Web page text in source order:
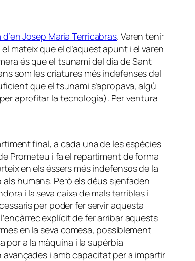
Josep Maria Terricabras. Varen tenir
mateix que el d’aquest apunt i el varen
és que el tsunami del dia de Sant
som les criatures més indefenses del
que el tsunami s’apropava, algú
aprofitar la tecnologia). Per ventura
final, a cada una de les espècies
Prometeu i fa el repartiment de forma
en els éssers més indefensos de la
humans. Però els déus s¡enfaden
i la seva caixa de mals terribles i
per poder fer servir aquesta
explícit de fer arribar aquests
en la seva comesa, possiblement
por a la màquina i la supèrbia
i amb capacitat per a impartir